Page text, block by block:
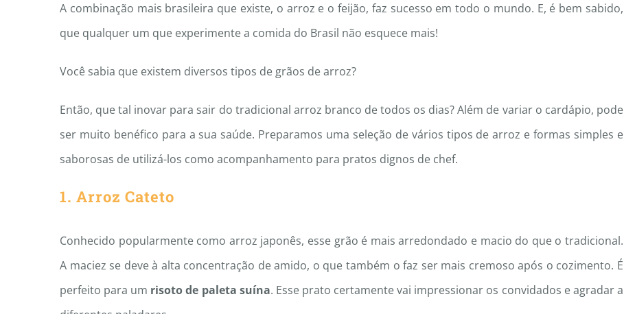
A combinação mais brasileira que existe, o arroz e o feijão, faz sucesso em todo o mundo. E, é bem sabido,
que qualquer um que experimente a comida do Brasil não esquece mais!
Você sabia que existem diversos tipos de grãos de arroz?
Então, que tal inovar para sair do tradicional arroz branco de todos os dias? Além de variar o cardápio, pode
ser muito benéfico para a sua saúde. Preparamos uma seleção de vários tipos de arroz e formas simples e
saborosas de utilizá-los como acompanhamento para pratos dignos de chef.
1. Arroz Cateto
Conhecido popularmente como arroz japonês, esse grão é mais arredondado e macio do que o tradicional.
A maciez se deve à alta concentração de amido, o que também o faz ser mais cremoso após o cozimento. É
perfeito para um risoto de paleta suína. Esse prato certamente vai impressionar os convidados e agradar a